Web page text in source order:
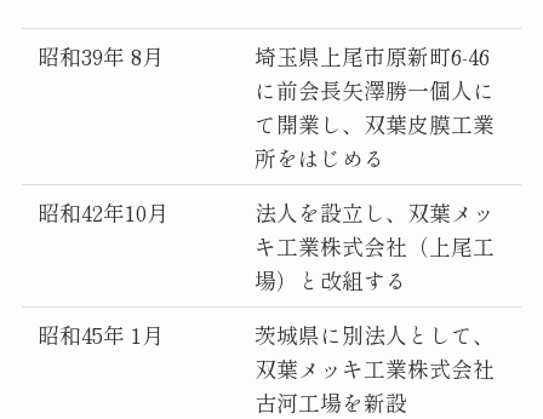
昭和39年 8月
埼玉県上尾市原新町6-46
に前会長矢澤勝一個人に
て開業し、双葉皮膜工業
所をはじめる
昭和42年10月
法人を設立し、双葉メッ
キ工業株式会社（上尾工
場）と改組する
昭和45年 1月
茨城県に別法人として、
双葉メッキ工業株式会社
古河工場を新設